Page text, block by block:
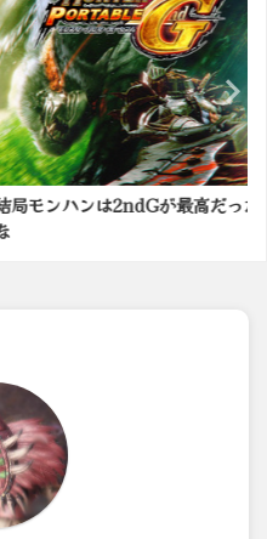
が最高だった
モンハン